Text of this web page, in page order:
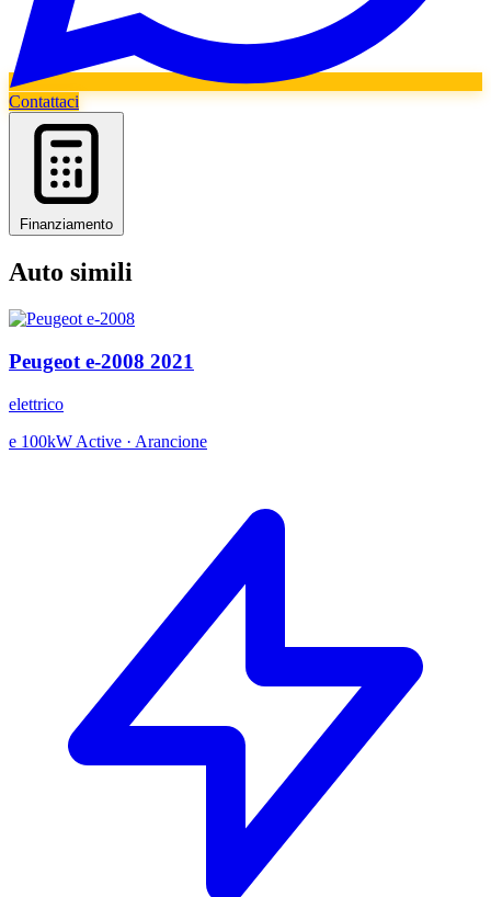
Contattaci
Finanziamento
Auto simili
Peugeot e-2008 2021
elettrico
e 100kW Active · Arancione